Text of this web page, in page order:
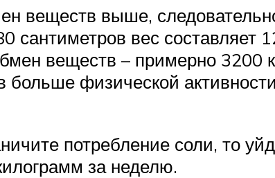
веществ выше,
вес составляет
веществ – примерно 3200
физической
потребление соли, то
за неделю.